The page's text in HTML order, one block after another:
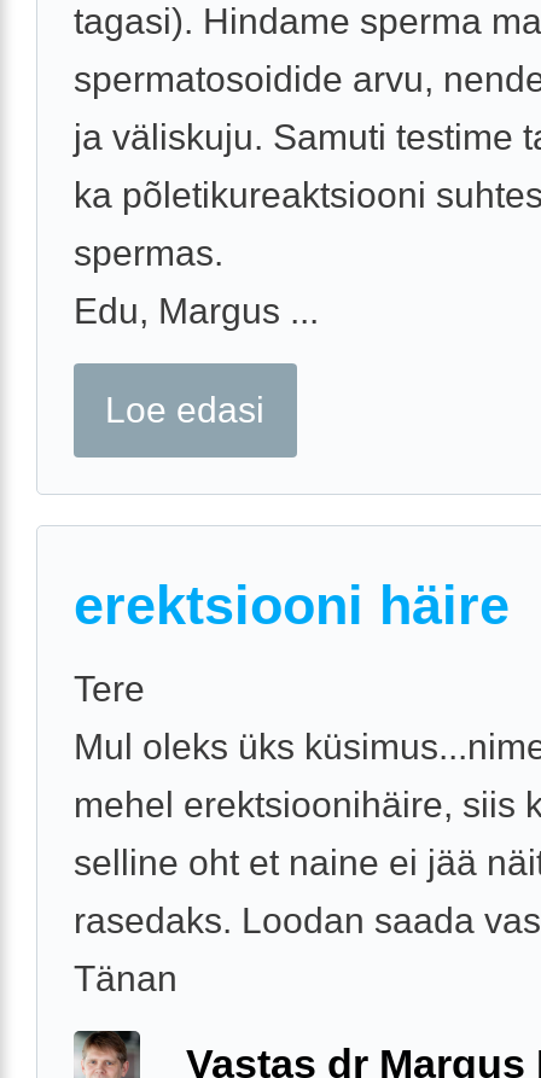
tagasi). Hindame sperma
spermatosoidide arvu,
ja väliskuju. Samuti testime
ka põletikureaktsiooni
spermas.
Edu, Margus ...
Loe edasi
erektsiooni häire
Tere
Mul oleks üks
mehel erektsioonihäire, siis
selline oht et naine ei jää
rasedaks. Loodan saada
Tänan
Vastas dr Margus